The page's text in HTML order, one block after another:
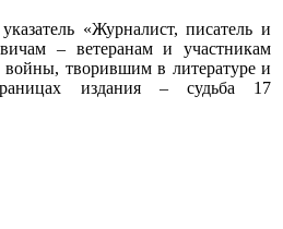
«Журналист, писатель и
– ветеранам и участникам
войны, творившим в литературе и
издания – судьба 17